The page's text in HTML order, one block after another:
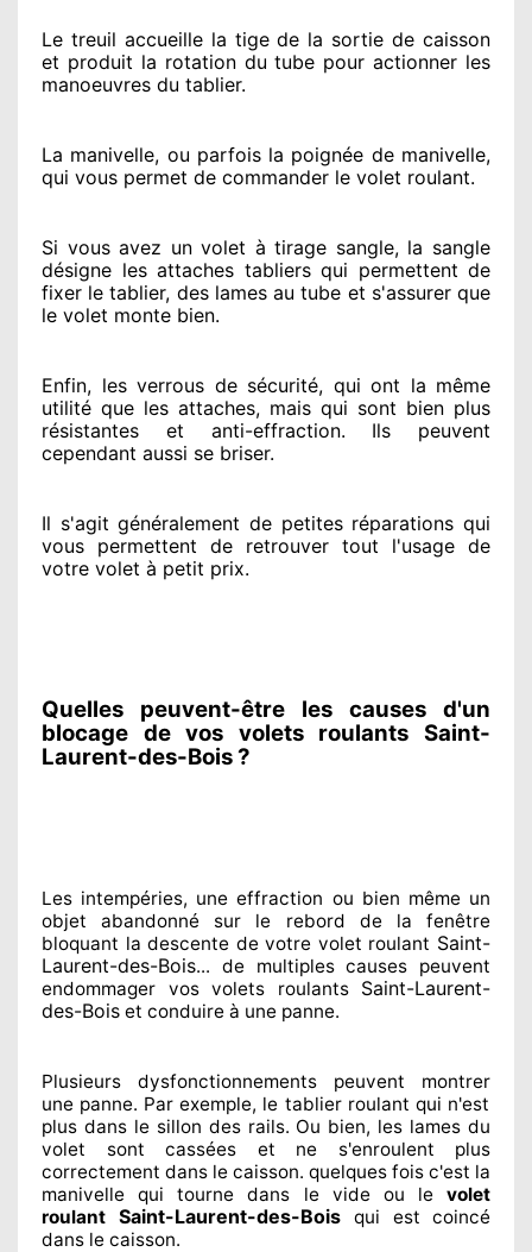
Le treuil accueille la tige de la sortie de caisson
et produit la rotation du tube pour actionner les
manoeuvres du tablier.
La manivelle, ou parfois la poignée de manivelle,
qui vous permet de commander le volet roulant.
Si vous avez un volet à tirage sangle, la sangle
désigne les attaches tabliers qui permettent de
fixer le tablier, des lames au tube et s'assurerque
le volet monte bien.
Enfin, les verrous de sécurité, qui ont la même
utilité que les attaches, mais qui sont bien plus
résistantes et anti-effraction. Ils peuvent
cependant aussi se briser.
Il s'agit généralement de petites réparations qui
vous permettent de retrouver tout l'usage de
votre volet à petit prix.
Quelles peuvent-être les causes d'un
blocage de vos volets roulants Saint-
Laurent-des-Bois ?
Les intempéries, une effraction ou bien même un
objet abandonné sur le rebord de la fenêtre
bloquant la descente de votre volet roulant Saint-
Laurent-des-Bois... de multiplescauses peuvent
endommager vos volets roulants Saint-Laurent-
des-Bois et conduire à une panne.
Plusieurs dysfonctionnements peuvent montrer
une panne. Par exemple, le tablier roulant qui n'est
plus dans le sillon des rails. Ou bien, les lames du
volet sont cassées et ne s'enroulent plus
correctement dans le caisson. quelques fois c'est la
manivelle qui tourne dans le vide ou le volet
roulant Saint-Laurent-des-Bois
qui est coincé
dans le caisson.